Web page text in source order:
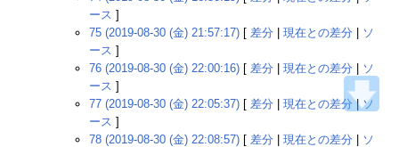
ース ]
75 (2019-08-30 (金) 21:57:17) [ 差分 現在との差分
ソ
ース ]
76 (2019-08-30 (金) 22:00:16) [ 差分 現在との差分
ソ
ース ]
77 (2019-08-30 (金) 22:05:37) [ 差分 現在との差分 |ソ
ース ]
78 (2019-08-30 (金) 22:08:57) [ 差分 現在との差分
ソ